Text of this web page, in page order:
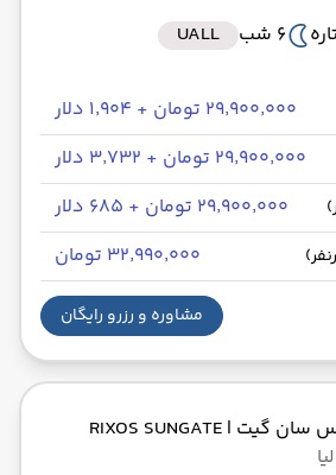
6 شب UALL
۲۹٬۹۰۰٬۰۰۰ تومان + ۱٬۹۰۴ دلار
۲۹٬۹۰۰٬۰۰۰ تومان + ۳٬۷۳۲ دلار
۲۹٬۹۰۰٬۰۰۰ تومان + ۶۸۵ دلار
۳۲٬۹۹۰٬۰۰۰ تومان
مشاوره و رزرو رایگان
سان گیت | RIXOS SUNGATE